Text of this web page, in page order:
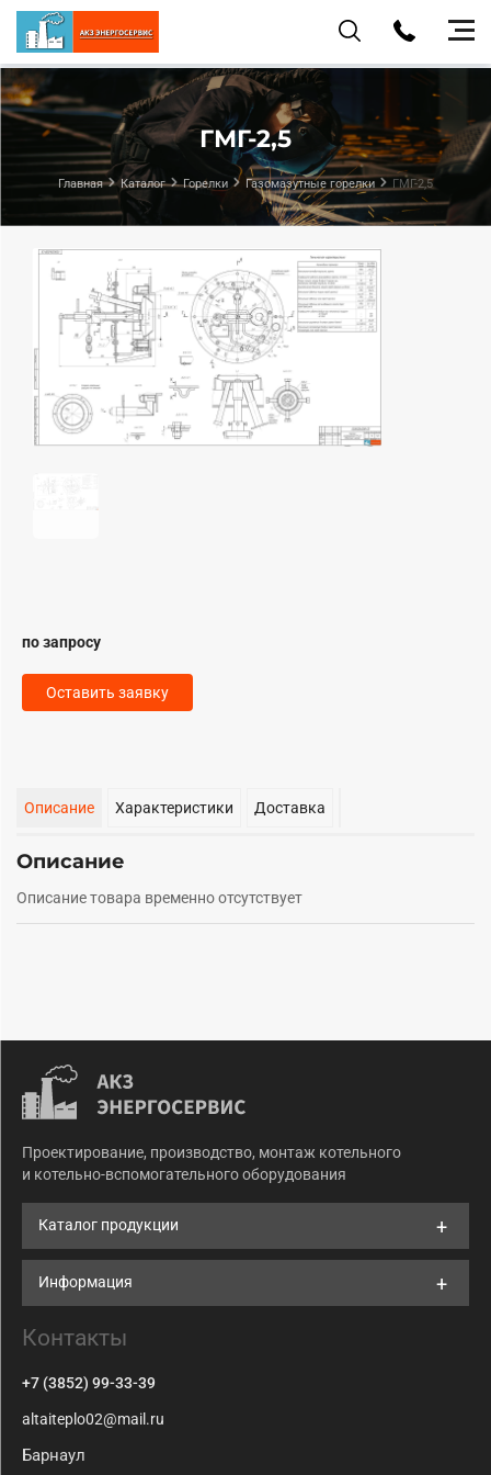
ГМГ-2,5
Главная Каталог Горелки Газомазутные горелки ГМГ-2,5
по запросу
Оставить заявку
Описание Характеристики Доставка
Описание
Описание товара временно отсутствует
Проектирование, производство, монтаж котельного
и котельно-вспомогательного оборудования
Каталог продукции
Информация
Контакты
+7 (3852) 99-33-39
altaiteplo02@mail.ru
Барнаул